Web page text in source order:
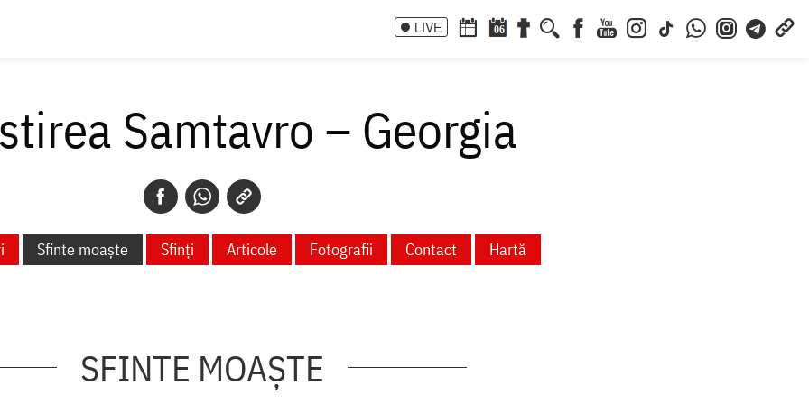
LIVE 06
Samtavro – Georgia
Sfinte moaște Sfinți Articole Fotografii Contact Hartă
SFINTE MOAȘTE